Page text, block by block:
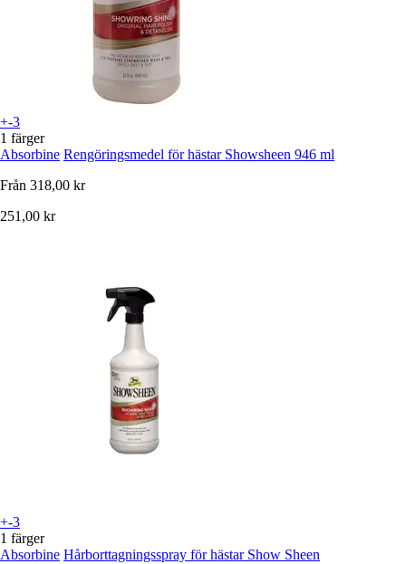
+-3
1 färger
Absorbine Rengöringsmedel för hästar Showsheen 946 ml
Från 318,00 kr
251,00 kr
+-3
1 färger
Absorbine Hårborttagningsspray för hästar Show Sheen